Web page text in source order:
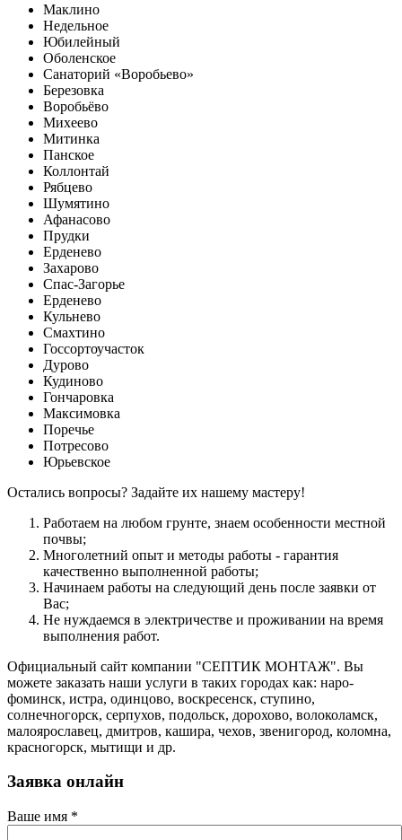
Маклино
Недельное
Юбилейный
Оболенское
Санаторий «Воробьево»
Березовка
Воробьёво
Михеево
Митинка
Панское
Коллонтай
Рябцево
Шумятино
Афанасово
Прудки
Ерденево
Захарово
Спас-Загорье
Ерденево
Кульнево
Смахтино
Госсортоучасток
Дурово
Кудиново
Гончаровка
Максимовка
Поречье
Потресово
Юрьевское
Остались вопросы? Задайте их нашему мастеру!
Работаем на любом грунте, знаем особенности местной
почвы;
Многолетний опыт и методы работы - гарантия
качественно выполненной работы;
Начинаем работы на следующий день после заявки от
Вас;
Не нуждаемся в электричестве и проживании на время
выполнения работ.
Официальный сайт компании "СЕПТИК МОНТАЖ". Вы
можете заказать наши услуги в таких городах как: наро-
фоминск, истра, одинцово, воскресенск, ступино,
солнечногорск, серпухов, подольск, дорохово, волоколамск,
малоярославец, дмитров, кашира, чехов, звенигород, коломна,
красногорск, мытищи и др.
Заявка онлайн
Ваше имя *